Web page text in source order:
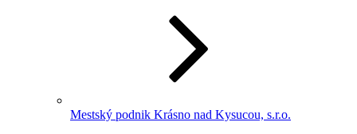
Mestský podnik Krásno nad Kysucou, s.r.o.